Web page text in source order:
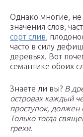
Однако многие, не
значения слов,
сорт слив,
часто в силу
деревьях. Вот
семантике обоих
Знаете ли вы? В
островах каждый
проступок, должен
Только тогда
грехи.